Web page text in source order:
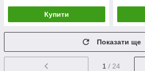
Купити
Показати ще
1 / 24